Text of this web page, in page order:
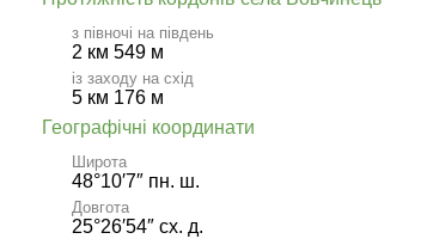
з півночі на південь
2 км 549 м
із заходу на схід
5 км 176 м
Географічні координати
Широта
48°10′7″ пн. ш.
Довгота
25°26′54″ сх. д.